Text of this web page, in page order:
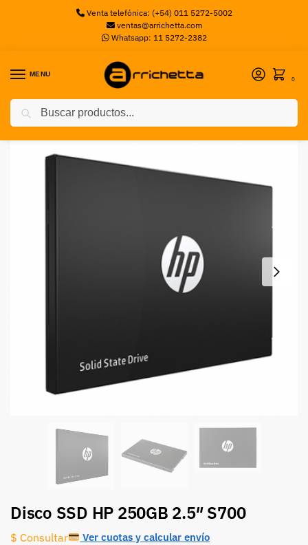
Venta telefónica: (+54) 011 5272-5002
ventas@arrichetta.com
Whatsapp: 11 5272-2382
MENU
0
Inicio Discos Servidor / Disco SSD HP 250GB 2.5″ S700
Disco SSD HP 250GB 2.5″ S700
$ Consultar Ver cuotas y calcular envío